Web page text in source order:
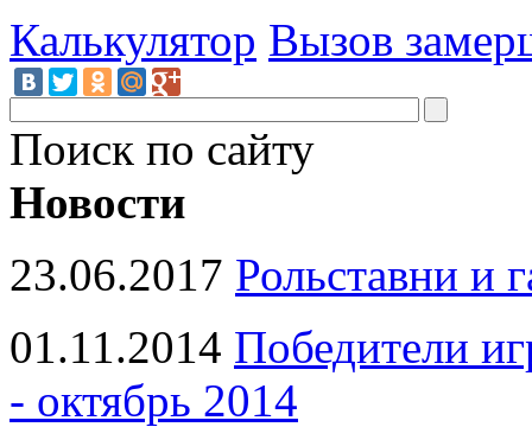
Калькулятор Вызов
Поиск по сайту
Новости
23.06.2017 Рольставни и
01.11.2014 Победители
- октябрь 2014